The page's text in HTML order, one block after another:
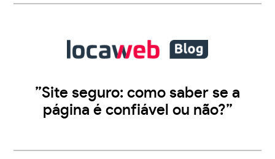
”Site seguro: como saber se a
página é confiável ou não?”